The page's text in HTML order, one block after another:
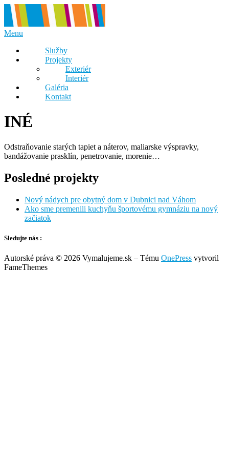
Prejsť
obsah
Menu
Služby
Projekty
Exteriér
Interiér
Galéria
Kontakt
INÉ
Odstraňovanie starých tapiet a náterov, maliarske výspravky,
bandážovanie prasklín, penetrovanie, morenie…
Posledné projekty
Nový nádych pre obytný dom v Dubnici nad Váhom
Ako sme premenili kuchyňu športovému gymnáziu na nový
začiatok
Sledujte nás :
Autorské práva © 2026 Vymalujeme.sk – Tému OnePress vytvoril
FameThemes